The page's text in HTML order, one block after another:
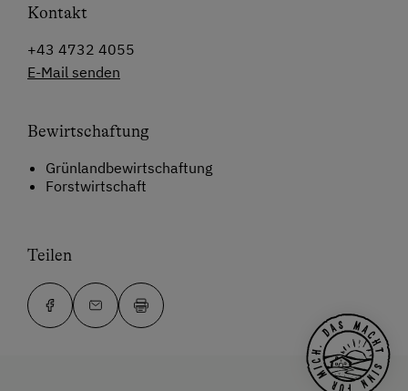
Kontakt
+43 4732 4055
E-Mail senden
Bewirtschaftung
Grünlandbewirtschaftung
Forstwirtschaft
Teilen